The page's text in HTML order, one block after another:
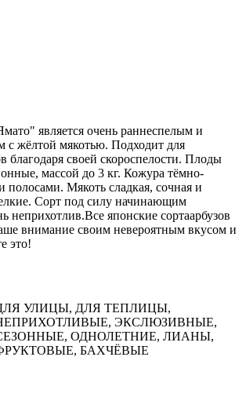
является очень раннеспелым и
с жёлтой мякотью. Подходит для
благодаря своей скороспелости. Плоды
массой до 3 кг. Кожура тёмно-
полосами. Мякоть сладкая, сочная и
Сорт под силу начинающим
неприхотлив.Все японские сортаарбузов
внимание своим невероятным вкусом и
это!
УЛИЦЫ, ДЛЯ ТЕПЛИЦЫ,
ЭКСЛЮЗИВНЫЕ,
ОДНОЛЕТНИЕ, ЛИАНЫ,
БАХЧЁВЫЕ